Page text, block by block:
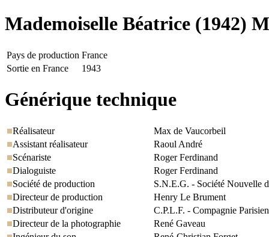
Mademoiselle Béatrice (1942)
Pays de production France
Sortie en France
1943
Générique technique
Réalisateur
Max de Vaucorbeil
Assistant réalisateur
Raoul André
Scénariste
Roger Ferdinand
Dialoguiste
Roger Ferdinand
Société de production
S.N.E.G. - Société Nouvelle
Directeur de production
Henry Le Brument
Distributeur d'origine
C.P.L.F. - Compagnie
Directeur de la photographie
René Gaveau